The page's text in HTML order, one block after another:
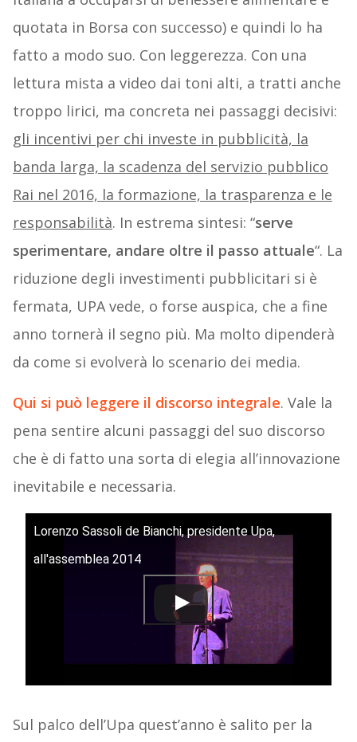
quotata in Borsa con successo) e quindi lo ha
fatto a modo suo. Con leggerezza. Con una
lettura mista a video dai toni alti, a tratti anche
troppo lirici, ma concreta nei passaggi decisivi:
gli incentivi per chi investe in pubblicità, la
banda larga, la scadenza del servizio pubblico
Rai nel 2016, la formazione, la trasparenza e le
responsabilità. In estrema sintesi: “serve
sperimentare, andare oltre il passo attuale“. La
riduzione degli investimenti pubblicitari si è
fermata, UPA vede, o forse auspica, che a fine
anno tornerà il segno più. Ma molto dipenderà
da come si evolverà lo scenario dei media.
Qui si può leggere il discorso integrale. Vale la
pena sentire alcuni passaggi del suo discorso
che è di fatto una sorta di elegia all’innovazione
inevitabile e necessaria.
Lorenzo Sassoli de Bianchi, presidente Upa,
all'assemblea 2014
Sul palco dell’Upa quest’anno è salito per la